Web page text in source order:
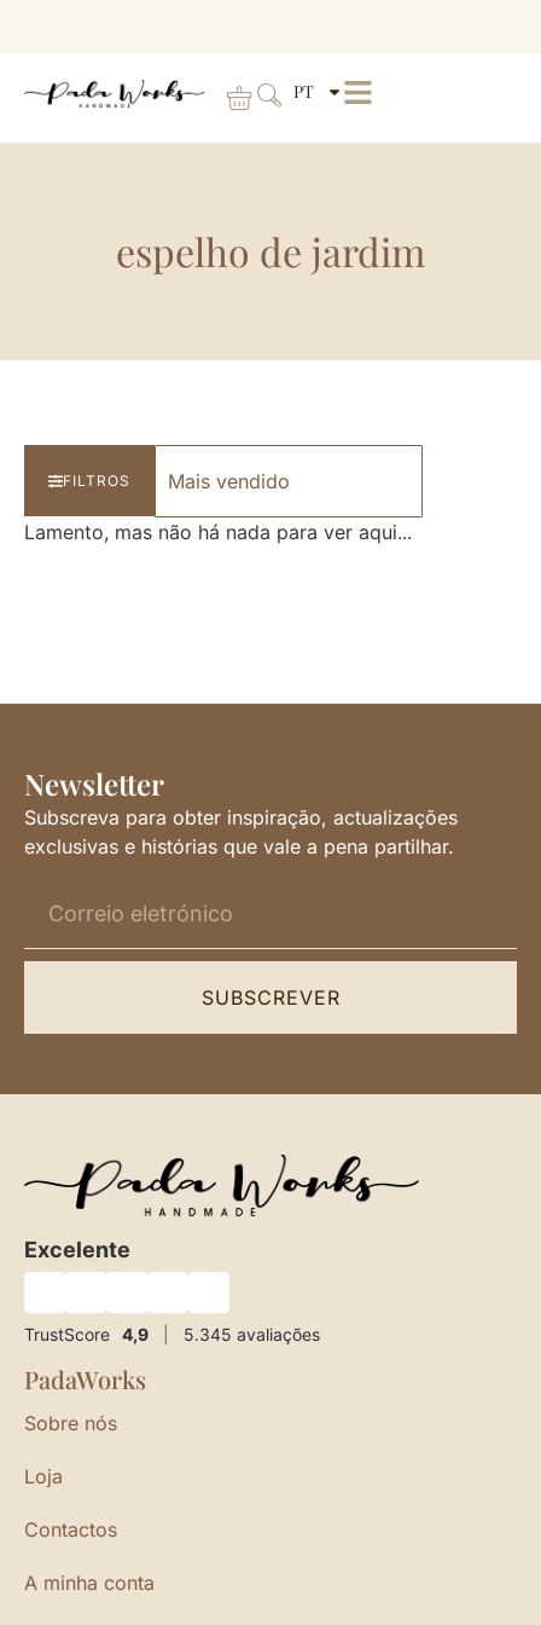
PT
espelho de jardim
FILTROS
Lamento, mas não há nada para ver aqui...
Newsletter
Subscreva para obter inspiração, actualizações
exclusivas e histórias que vale a pena partilhar.
SUBSCREVER
Excelente
TrustScore 4,9 5.345 avaliações
PadaWorks
Sobre nós
Loja
Contactos
A minha conta